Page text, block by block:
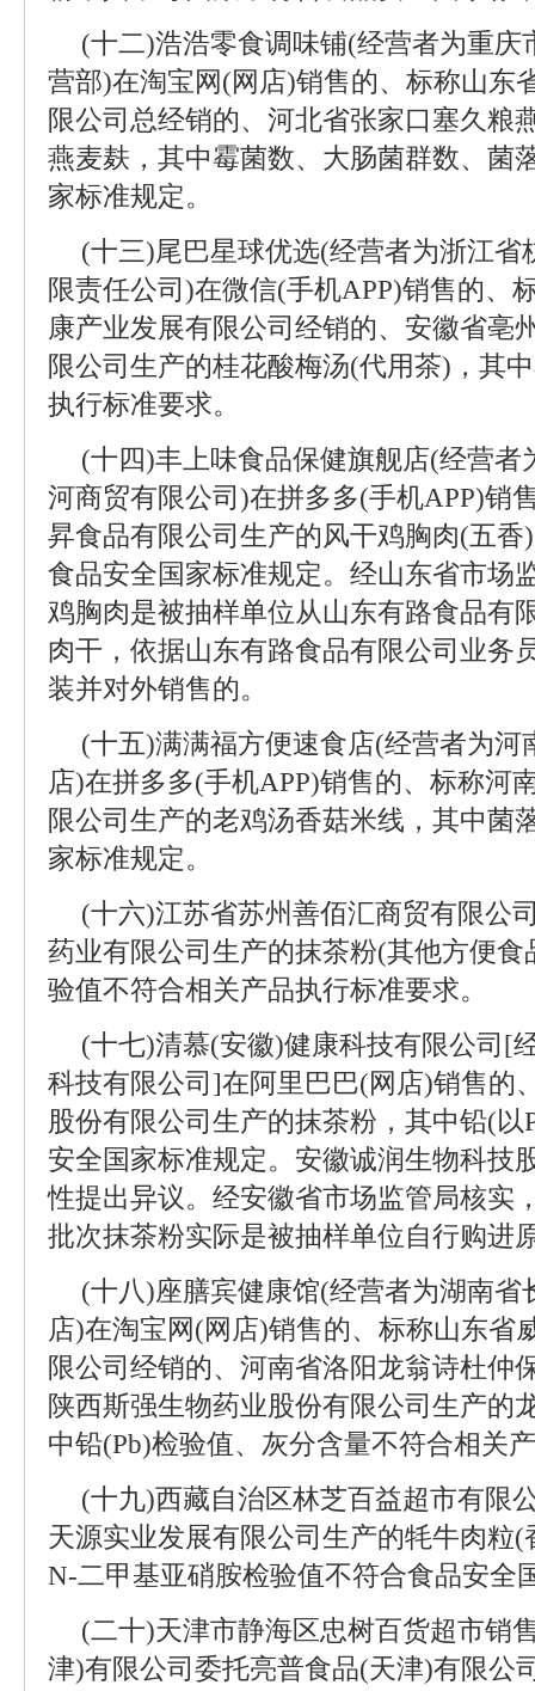
(十二)浩浩零食调味铺(经营者为重庆
营部)在淘宝网(网店)销售的、标称山东
限公司总经销的、河北省张家口塞久粮
燕麦麸，其中霉菌数、大肠菌群数、菌
家标准规定。
(十三)尾巴星球优选(经营者为浙江省
限责任公司)在微信(手机APP)销售的、
康产业发展有限公司经销的、安徽省亳
限公司生产的桂花酸梅汤(代用茶)，其
执行标准要求。
(十四)丰上味食品保健旗舰店(经营者
河商贸有限公司)在拼多多(手机APP)销
昇食品有限公司生产的风干鸡胸肉(五
食品安全国家标准规定。经山东省市场
鸡胸肉是被抽样单位从山东有路食品有
肉干，依据山东有路食品有限公司业务
装并对外销售的。
(十五)满满福方便速食店(经营者为河
店)在拼多多(手机APP)销售的、标称河
限公司生产的老鸡汤香菇米线，其中菌
家标准规定。
(十六)江苏省苏州善佰汇商贸有限公
药业有限公司生产的抹茶粉(其他方便食
验值不符合相关产品执行标准要求。
(十七)清慕(安徽)健康科技有限公司[
科技有限公司]在阿里巴巴(网店)销售的
股份有限公司生产的抹茶粉，其中铅(以
安全国家标准规定。安徽诚润生物科技
性提出异议。经安徽省市场监管局核实
批次抹茶粉实际是被抽样单位自行购进
(十八)座膳宾健康馆(经营者为湖南省
店)在淘宝网(网店)销售的、标称山东省
限公司经销的、河南省洛阳龙翁诗杜仲
陕西斯强生物药业股份有限公司生产的
中铅(Pb)检验值、灰分含量不符合相关
(十九)西藏自治区林芝百益超市有限
天源实业发展有限公司生产的牦牛肉粒
N-二甲基亚硝胺检验值不符合食品安全
(二十)天津市静海区忠树百货超市销
津)有限公司委托亮普食品(天津)有限公